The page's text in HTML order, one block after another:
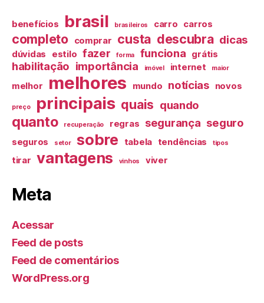
benefícios brasil brasileiros carro carros
completo comprar custa descubra dicas
dúvidas estilo fazer forma funciona grátis
habilitação importância imóvel internet maior
melhor melhores mundo notícias novos
preço principais quais quando
quanto recuperação regras segurança seguro
seguros setor sobre tabela tendências tipos
tirar vantagens vinhos viver
Meta
Acessar
Feed de posts
Feed de comentários
WordPress.org